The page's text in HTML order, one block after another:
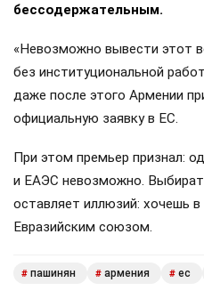
бессодержательным.
«Невозможно вывести этот
без институциональной
даже после этого Армении
официальную заявку в ЕС.
При этом премьер признал:
и ЕАЭС невозможно.
оставляет иллюзий: хочешь
Евразийским союзом.
# пашинян # армения # ес